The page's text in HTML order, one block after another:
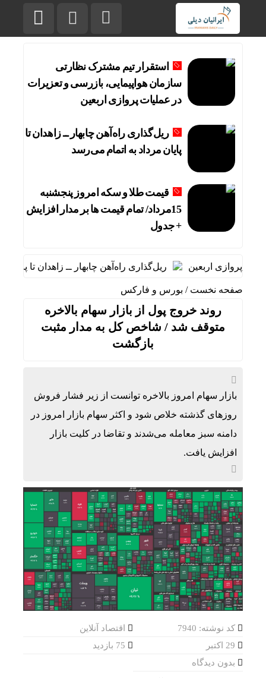
استقرار تیم مشترک نظارتی
سازمان هواپیمایی، بازرسی و تعزیرات
در عملیات پروازی اربعین
ریل‌گذاری راه‌آهن چابهار ــ زاهدان تا
پایان مرداد به اتمام می‌رسد
قیمت طلا و سکه امروز پنجشنبه
15مرداد/ تمام قیمت ها بر مدار افزایش
+ جدول
پروازی اربعین ریل‌گذاری راه‌آهن چابهار ــ زاهدان تا پایان
صفحه نخست / بورس و فارکس
روند خروج پول از بازار سهام بالاخره
متوقف شد / شاخص کل به مدار مثبت
بازگشت
بازار سهام امروز بالاخره توانست از زیر فشار فروش
روز‌های گذشته خلاص شود و اکثر سهام بازار امروز در
دامنه سبز معامله می‌شدند و تقاضا در کلیت بازار
افزایش یافت.
کد نوشته: 7940
اقتصاد آنلاین
بدون دیدگاه